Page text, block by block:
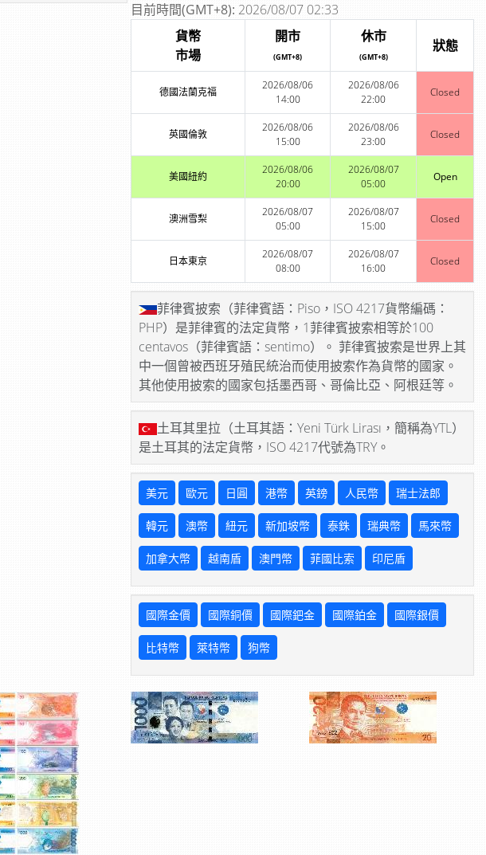
目前時間(GMT+8): 2026/08/07 02:33
貨幣
市場
開市
(GMT+8)
休市
(GMT+8)
狀態
德國法蘭克福
2026/08/06
14:00
2026/08/06
22:00
Closed
英國倫敦
2026/08/06
15:00
2026/08/06
23:00
Closed
美國紐約
2026/08/06
20:00
2026/08/07
05:00
Open
澳洲雪梨
2026/08/07
05:00
2026/08/07
15:00
Closed
日本東京
2026/08/07
08:00
2026/08/07
16:00
Closed
菲律賓披索（菲律賓語：Piso，ISO 4217貨幣編碼：
PHP）是菲律賓的法定貨幣，1菲律賓披索相等於100
centavos（菲律賓語：sentimo）。 菲律賓披索是世界上其
中一個曾被西班牙殖民統治而使用披索作為貨幣的國家。
其他使用披索的國家包括墨西哥、哥倫比亞、阿根廷等。
土耳其里拉（土耳其語：Yeni Türk Lirası，簡稱為YTL）
是土耳其的法定貨幣，ISO 4217代號為TRY。
美元 歐元 日圓 港幣 英鎊 人民幣 瑞士法郎
韓元 澳幣 紐元 新加坡幣 泰銖 瑞典幣 馬來幣
加拿大幣 越南盾 澳門幣 菲國比索 印尼盾
國際金價 國際銅價 國際鈀金 國際鉑金 國際銀價
比特幣 萊特幣 狗幣